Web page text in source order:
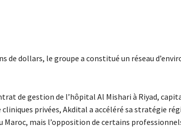
de dollars, le groupe a constitué un réseau
de gestion de l’hôpital Al Mishari à Riyad,
privées, Akdital a accéléré sa stratégie
mais l’opposition de certains